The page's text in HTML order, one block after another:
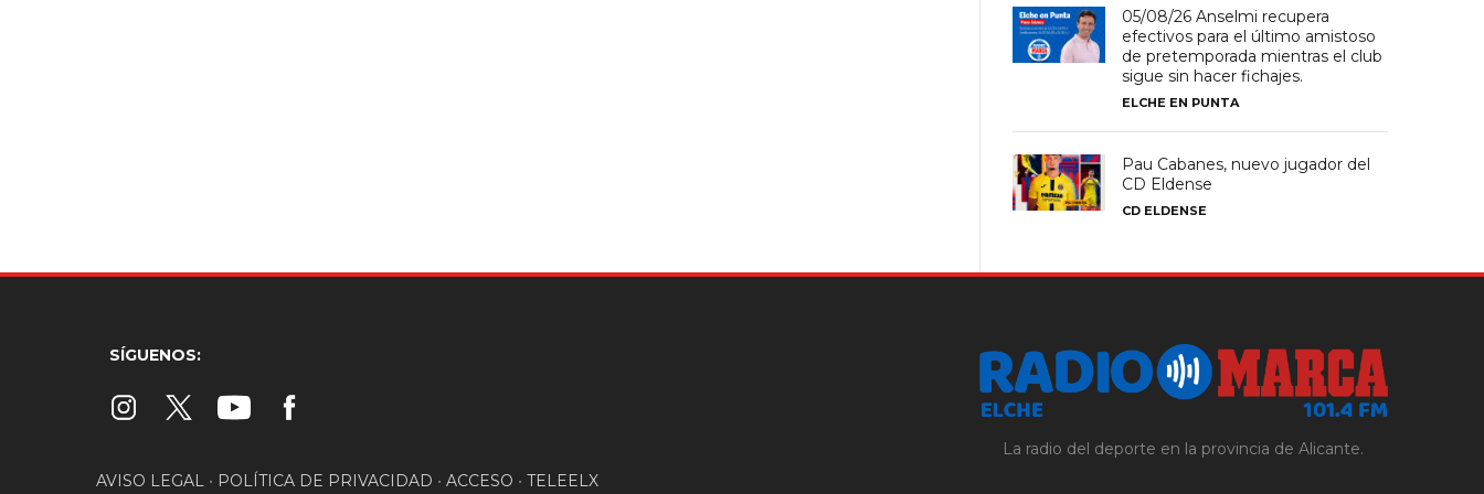
05/08/26 Anselmi recupera
efectivos para el último amistoso
de pretemporada mientras el club
sigue sin hacer fichajes.
ELCHE EN PUNTA
Pau Cabanes, nuevo jugador del
CD Eldense
CD ELDENSE
SÍGUENOS:
AVISO LEGAL • POLÍTICA DE PRIVACIDAD • ACCESO • TELEELX
La radio del deporte en la provincia de Alicante.